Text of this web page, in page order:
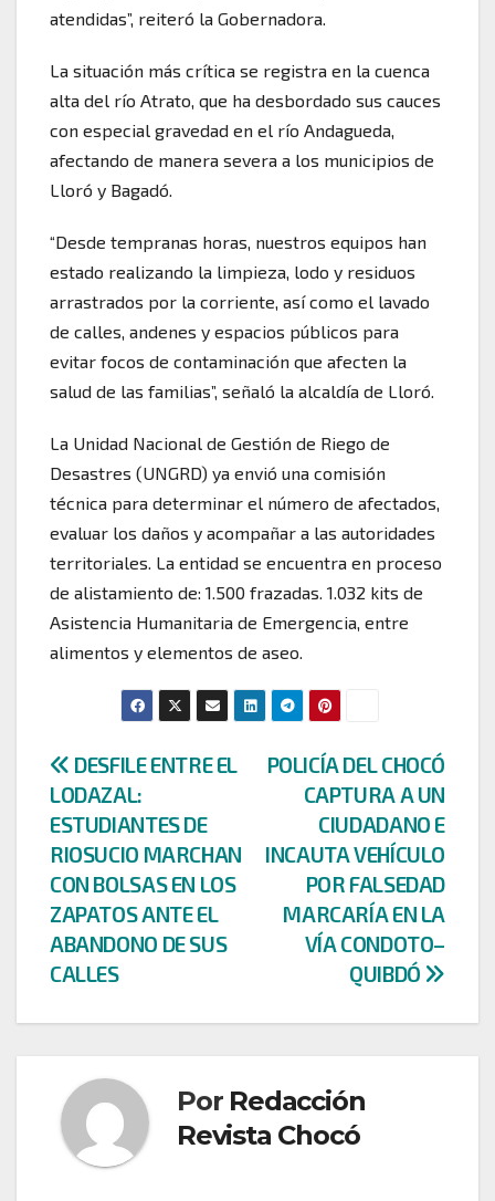
atendidas”, reiteró la Gobernadora.
La situación más crítica se registra en la cuenca
alta del río Atrato, que ha desbordado sus cauces
con especial gravedad en el río Andagueda,
afectando de manera severa a los municipios de
Lloró y Bagadó.
“Desde tempranas horas, nuestros equipos han
estado realizando la limpieza, lodo y residuos
arrastrados por la corriente, así como el lavado
de calles, andenes y espacios públicos para
evitar focos de contaminación que afecten la
salud de las familias”, señaló la alcaldía de Lloró.
La Unidad Nacional de Gestión de Riego de
Desastres (UNGRD) ya envió una comisión
técnica para determinar el número de afectados,
evaluar los daños y acompañar a las autoridades
territoriales. La entidad se encuentra en proceso
de alistamiento de: 1.500 frazadas. 1.032 kits de
Asistencia Humanitaria de Emergencia, entre
alimentos y elementos de aseo.
Navegación
de
entradas
POLICÍA DEL CHOCÓ
CAPTURA A UN
CIUDADANO E
INCAUTA VEHÍCULO
POR FALSEDAD
MARCARÍA EN LA
VÍA CONDOTO–
QUIBDÓ
DESFILE ENTRE EL
LODAZAL:
ESTUDIANTES DE
RIOSUCIO MARCHAN
CON BOLSAS EN LOS
ZAPATOS ANTE EL
ABANDONO DE SUS
CALLES
Por Redacción
Revista Chocó